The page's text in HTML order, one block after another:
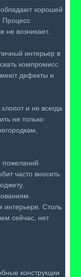
хорошей
Процесс
возникает.
интерьер в
компромисс
дефекты и
и не всегда
не только
пожеланий
часто вносить
интерьере. Столь
сейчас, нет
конструкции